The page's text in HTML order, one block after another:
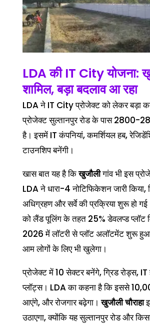
LDA की IT City योजना:
शामिल, बड़ा बदलाव आ रहा
LDA ने IT City प्रोजेक्ट को लेकर बड़ा
प्रोजेक्ट सुल्तानपुर रोड के पास 2800-
है। इसमें IT कंपनियां, कमर्शियल हब,
टाउनशिप बनेंगी।
खास बात यह है किखुजौलीगांव भी इस
LDA ने धारा-4 नोटिफिकेशन जारी
अधिग्रहण और सर्वे की प्रक्रिया शुरू हो
को लैंड पूलिंग के तहत 25% डेवलप्ड प्लॉट
2026 में लॉटरी से प्लॉट अलॉटमेंट शुरू
आम लोगों के लिए भी खुलेगा।
प्रोजेक्ट में 10 सेक्टर बनेंगे, ग्रिड रोड्स, IT
प्लॉट्स। LDA का कहना है कि इससे
आएंगे, और रोजगार बढ़ेगा।खुजौली चौराहा
उठाएगा, क्योंकि यह सुल्तानपुर रोड और